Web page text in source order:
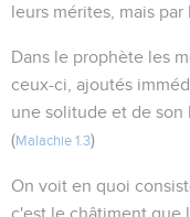
leurs mérites, mais
Dans le prophète les
ceux-ci, ajoutés
une solitude et de son
(Malachie 1.3)
On voit en quoi
c'est le châtiment que